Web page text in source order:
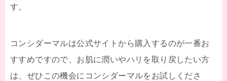
す。
コンシダーマルは公式サイトから購入するのが一番お
すすめですので、お肌に潤いやハリを取り戻したい方
は、ぜひこの機会にコンシダーマルをお試しくださ